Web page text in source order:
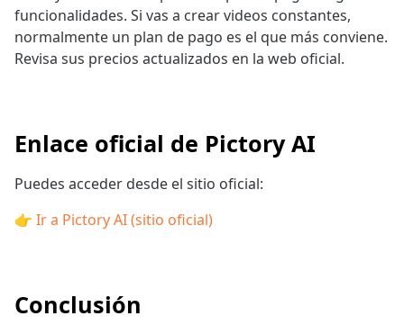
funcionalidades. Si vas a crear videos constantes,
normalmente un plan de pago es el que más conviene.
Revisa sus precios actualizados en la web oficial.
Enlace oficial de Pictory AI
Puedes acceder desde el sitio oficial:
👉 Ir a Pictory AI (sitio oficial)
Conclusión